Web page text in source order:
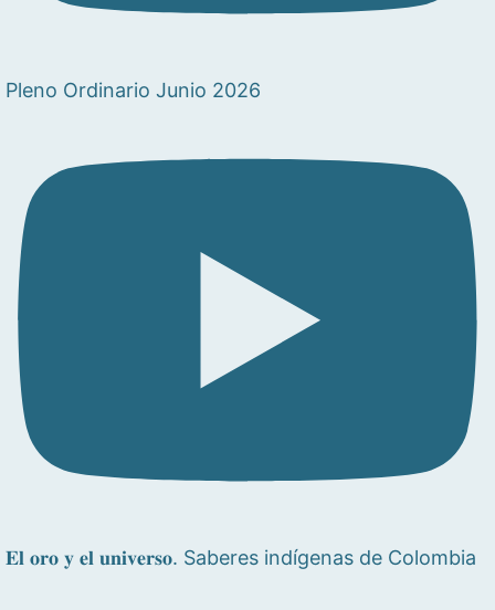
Pleno Ordinario Junio 2026
𝐄𝐥 𝐨𝐫𝐨 𝐲 𝐞𝐥 𝐮𝐧𝐢𝐯𝐞𝐫𝐬𝐨. Saberes indígenas de Colombia